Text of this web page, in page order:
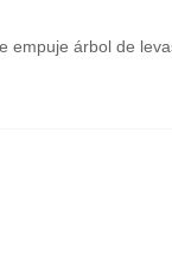
empuje árbol de